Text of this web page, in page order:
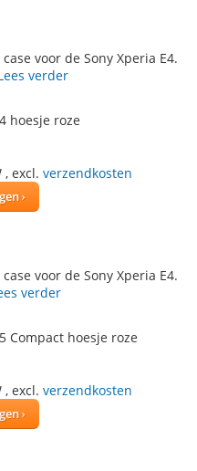
voor de Sony Xperia E4.
verder
hoesje roze
, excl. verzendkosten
voor de Sony Xperia E4.
verder
Compact hoesje roze
, excl. verzendkosten